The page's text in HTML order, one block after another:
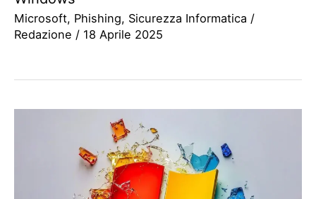
Microsoft, Phishing, Sicurezza Informatica /
Redazione / 18 Aprile 2025